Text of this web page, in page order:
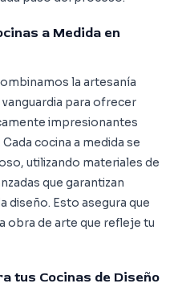
a Medida en
la artesanía
para ofrecer
impresionantes
cocina a medida se
utilizando materiales de
que garantizan
diseño. Esto asegura que
obra de arte que refleje tu
tus Cocinas de Diseño